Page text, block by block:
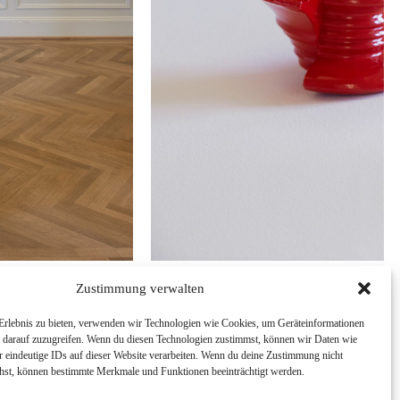
Zustimmung verwalten
zu bieten, verwenden wir Technologien wie Cookies, um Geräteinformationen
zuzugreifen. Wenn du diesen Technologien zustimmst, können wir Daten wie
eindeutige IDs auf dieser Website verarbeiten. Wenn du deine Zustimmung nicht
können bestimmte Merkmale und Funktionen beeinträchtigt werden.